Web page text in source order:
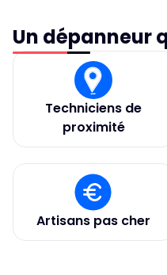
Un dépanneur
Techniciens de
proximité
Artisans pas cher